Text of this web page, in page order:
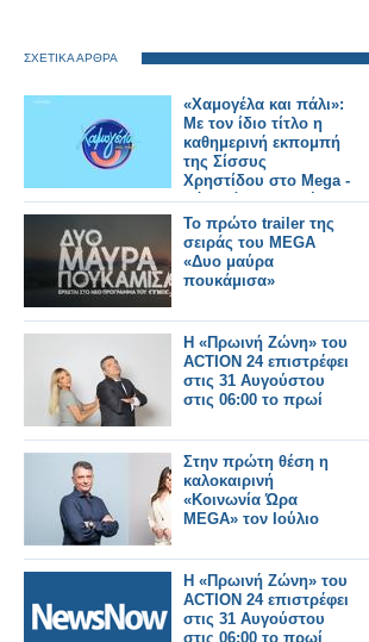
ΣΧΕΤΙΚΑ ΑΡΘΡΑ
«Χαμογέλα και πάλι»:
Με τον ίδιο τίτλο η
καθημερινή εκπομπή
της Σίσσυς
Χρηστίδου στο Mega -
Πότε κάνει πρεμιέρα;
Το πρώτο trailer της
σειράς του MEGA
«Δυο μαύρα
πουκάμισα»
Η «Πρωινή Ζώνη» του
ACTION 24 επιστρέφει
στις 31 Αυγούστου
στις 06:00 το πρωί
Στην πρώτη θέση η
καλοκαιρινή
«Κοινωνία Ώρα
MEGA» τον Ιούλιο
Η «Πρωινή Ζώνη» του
ACTION 24 επιστρέφει
στις 31 Αυγούστου
στις 06:00 το πρωί